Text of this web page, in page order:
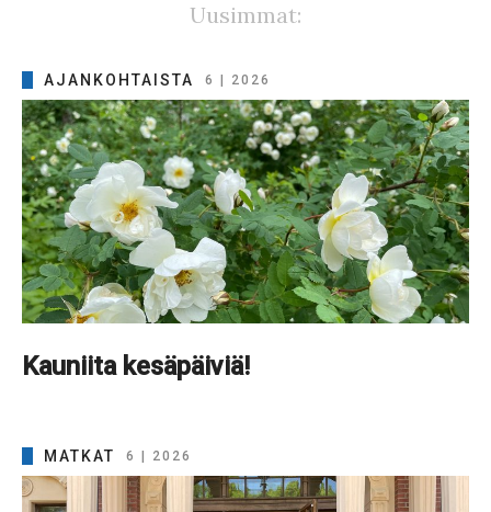
Uusimmat:
AJANKOHTAISTA 6 | 2026
Kauniita kesäpäiviä!
MATKAT 6 | 2026